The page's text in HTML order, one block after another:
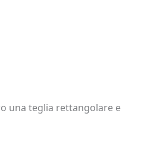
una teglia rettangolare e